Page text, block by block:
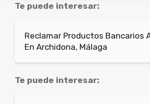
Te puede interesar:
Reclamar Productos Bancarios
En Archidona, Málaga
Te puede interesar: